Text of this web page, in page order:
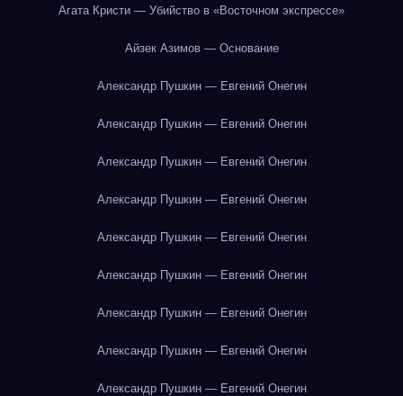
Агата Кристи — Убийство в «Восточном экспрессе»
Айзек Азимов — Основание
Александр Пушкин — Евгений Онегин
Александр Пушкин — Евгений Онегин
Александр Пушкин — Евгений Онегин
Александр Пушкин — Евгений Онегин
Александр Пушкин — Евгений Онегин
Александр Пушкин — Евгений Онегин
Александр Пушкин — Евгений Онегин
Александр Пушкин — Евгений Онегин
Александр Пушкин — Евгений Онегин